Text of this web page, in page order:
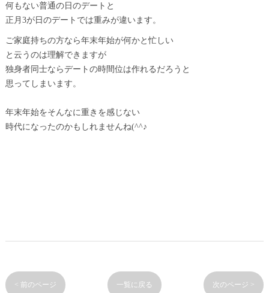
何もない普通の日のデートと
正月3が日のデートでは重みが違います。
ご家庭持ちの方なら年末年始が何かと忙しい
と云うのは理解できますが
独身者同士ならデートの時間位は作れるだろうと
思ってしまいます。
年末年始をそんなに重きを感じない
時代になったのかもしれませんね(^^♪
< 前のページ 一覧に戻る 次のページ >